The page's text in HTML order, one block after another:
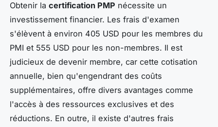
Obtenir la certification PMP nécessite un
investissement financier. Les frais d'examen
s'élèvent à environ 405 USD pour les membres du
PMI et 555 USD pour les non-membres. Il est
judicieux de devenir membre, car cette cotisation
annuelle, bien qu'engendrant des coûts
supplémentaires, offre divers avantages comme
l'accès à des ressources exclusives et des
réductions. En outre, il existe d'autres frais